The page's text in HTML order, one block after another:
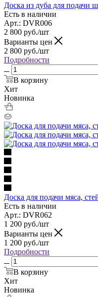
Доска из дуба для подачи
Есть в наличии
Арт.: DVR006
2 800 руб./шт
Варианты цен
2 800 руб./шт
Подробности
В корзину
Хит
Новинка
Доска для подачи мяса,
Есть в наличии
Арт.: DVR062
1 200 руб./шт
Варианты цен
1 200 руб./шт
Подробности
В корзину
Хит
Новинка